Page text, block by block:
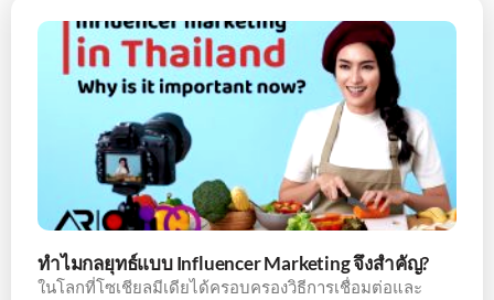
ทำไมกลยุทธ์แบบ Influencer Marketing จึงสำคัญ?
ในโลกที่โซเชียลมีเดียได้ครอบครองวิธีการเชื่อมต่อและ